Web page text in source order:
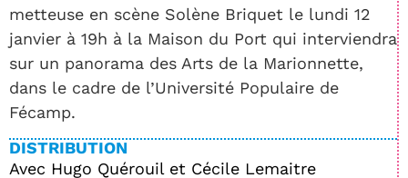
metteuse en scène Solène Briquet le lundi 12
janvier à 19h à la Maison du Port qui interviendra
sur un panorama des Arts de la Marionnette,
dans le cadre de l’Université Populaire de
Fécamp.
DISTRIBUTION
Avec Hugo Quérouil et Cécile Lemaitre